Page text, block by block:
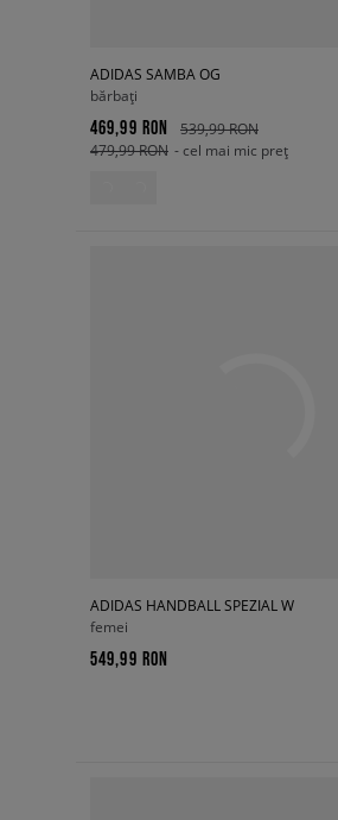
ADIDAS SAMBA OG
bărbați
469,99 RON
539,99 RON
479,99 RON - cel mai mic preț
ADIDAS HANDBALL SPEZIAL W
femei
549,99 RON